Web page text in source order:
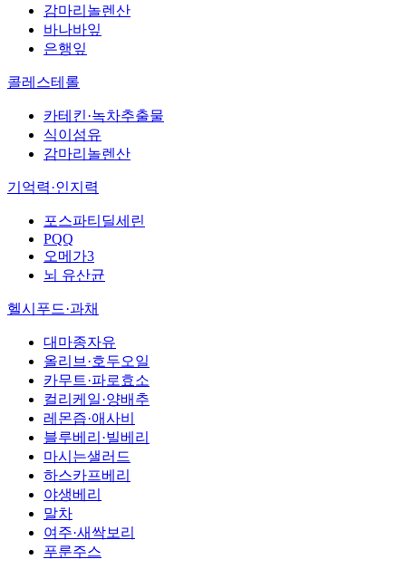
감마리놀렌산
바나바잎
은행잎
콜레스테롤
카테킨·녹차추출물
식이섬유
감마리놀렌산
기억력·인지력
포스파티딜세린
PQQ
오메가3
뇌 유산균
헬시푸드·과채
대마종자유
올리브·호두오일
카무트·파로효소
컬리케일·양배추
레몬즙·애사비
블루베리·빌베리
마시는샐러드
하스카프베리
야생베리
말차
여주·새싹보리
푸룬주스